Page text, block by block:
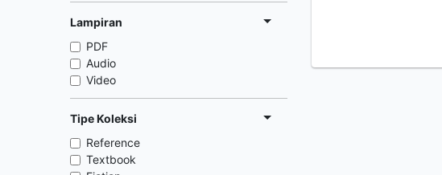
Lampiran
PDF
Audio
Video
Tipe Koleksi
Reference
Textbook